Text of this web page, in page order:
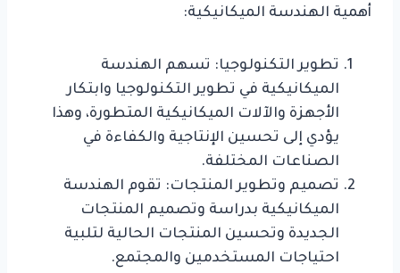
أهمية الهندسة الميكانيكية:
تطوير التكنولوجيا: تسهم الهندسة
الميكانيكية في تطوير التكنولوجيا وابتكار
الأجهزة والآلات الميكانيكية المتطورة، وهذا
يؤدي إلى تحسين الإنتاجية والكفاءة في
الصناعات المختلفة.
تصميم وتطوير المنتجات: تقوم الهندسة
الميكانيكية بدراسة وتصميم المنتجات
الجديدة وتحسين المنتجات الحالية لتلبية
احتياجات المستخدمين والمجتمع.